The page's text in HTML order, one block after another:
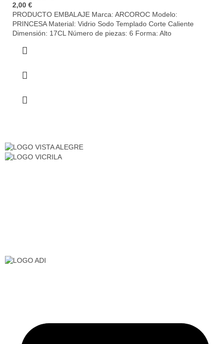
2,00 €
PRODUCTO EMBALAJE Marca: ARCOROC Modelo:
PRINCESA Material: Vidrio Sodo Templado Corte Caliente
Dimensión: 17CL Número de piezas: 6 Forma: Alto